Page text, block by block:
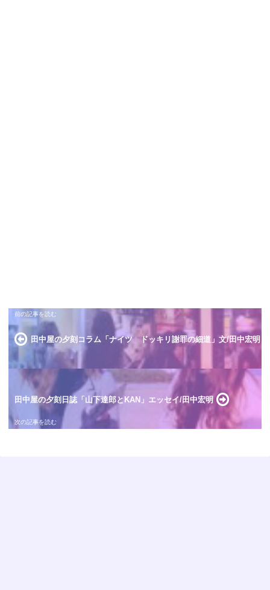
田中屋の夕刻コラム「ナイツ ドッキリ謝罪の細道」文/田中宏明
田中屋の夕刻日誌「山下達郎とKAN」エッセイ/田中宏明